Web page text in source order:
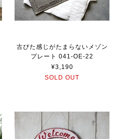
古びた感じがたまらないメゾン
プレート 041-OE-22
¥3,190
SOLD OUT